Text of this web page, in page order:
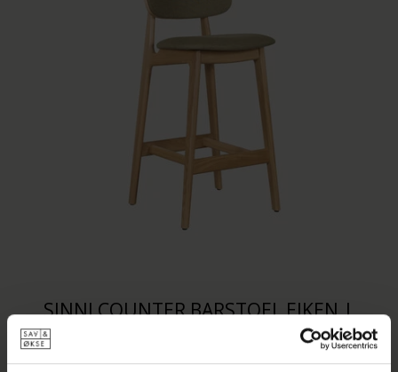
SINNI COUNTER BARSTOEL EIKEN |
VANAF€ 249,00